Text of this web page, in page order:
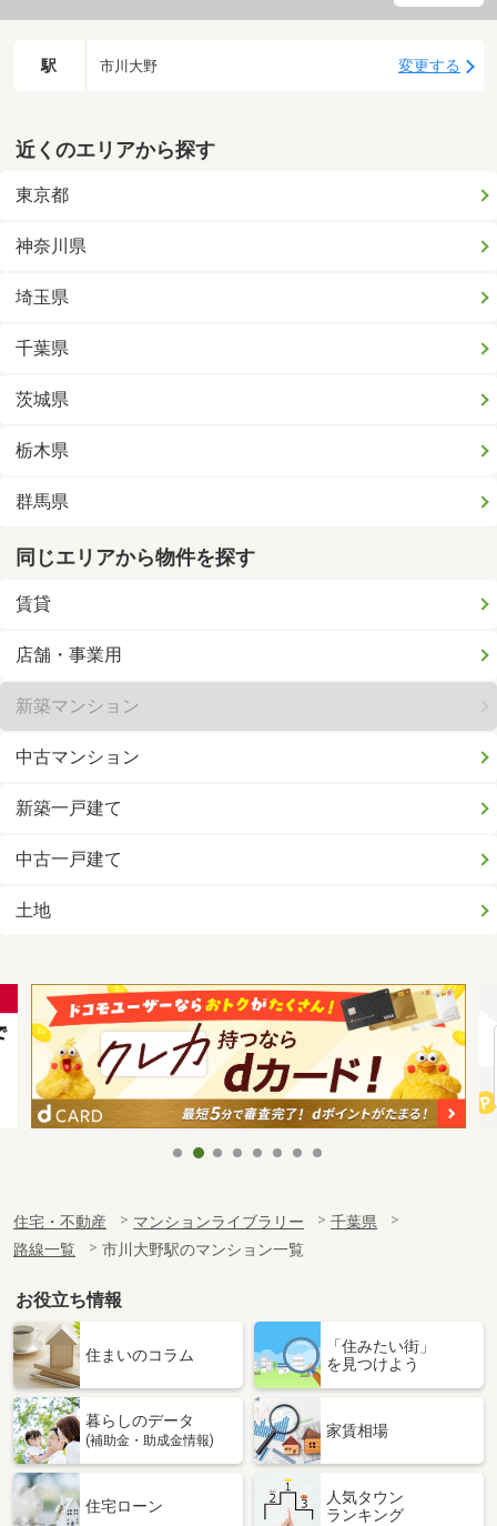
駅 市川大野 変更する
近くのエリアから探す
東京都
神奈川県
埼玉県
千葉県
茨城県
栃木県
群馬県
同じエリアから物件を探す
賃貸
店舗・事業用
新築マンション
中古マンション
新築一戸建て
中古一戸建て
土地
住宅・不動産 マンションライブラリー
千葉県
路線一覧
市川大野駅のマンション一覧
お役立ち情報
住まいのコラム
「住みたい街」
を見つけよう
暮らしのデータ
(補助金・助成金情報)
家賃相場
住宅ローン
人気タウン
ランキング